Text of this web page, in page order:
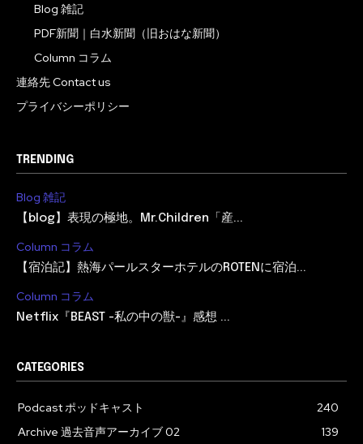
Blog 雑記
PDF新聞｜白水新聞（旧おはな新聞）
Column コラム
連絡先 Contact us
プライバシーポリシー
TRENDING
Blog 雑記
【blog】表現の極地。Mr.Children「産...
Column コラム
【宿泊記】熱海パールスターホテルのROTENに宿泊...
Column コラム
Netflix『BEAST -私の中の獣-』感想 ...
CATEGORIES
Podcast ポッドキャスト
240
Archive 過去音声アーカイブ 02
139